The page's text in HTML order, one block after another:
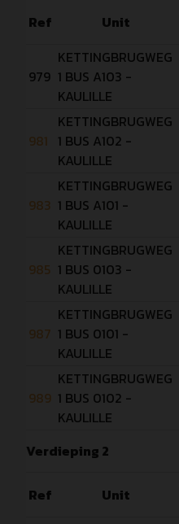
Ref Unit
979
KETTINGBRUGWEG
1 BUS A103 -
KAULILLE
981
KETTINGBRUGWEG
1 BUS A102 -
KAULILLE
983
KETTINGBRUGWEG
1 BUS A101 -
KAULILLE
985
KETTINGBRUGWEG
1 BUS 0103 -
KAULILLE
987
KETTINGBRUGWEG
1 BUS 0101 -
KAULILLE
989
KETTINGBRUGWEG
1 BUS 0102 -
KAULILLE
Verdieping 2
Ref Unit